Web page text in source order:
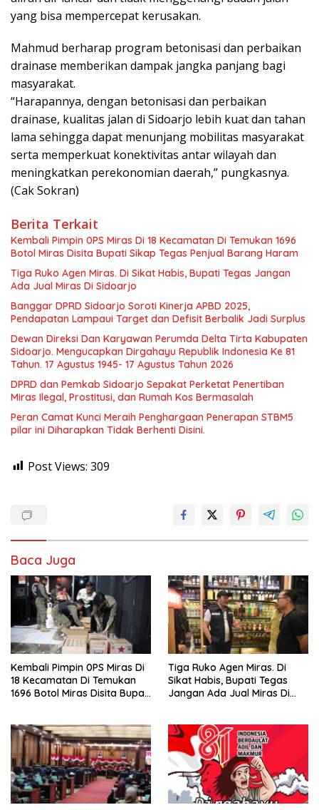
yang bisa mempercepat kerusakan.
Mahmud berharap program betonisasi dan perbaikan
drainase memberikan dampak jangka panjang bagi
masyarakat.
“Harapannya, dengan betonisasi dan perbaikan
drainase, kualitas jalan di Sidoarjo lebih kuat dan tahan
lama sehingga dapat menunjang mobilitas masyarakat
serta memperkuat konektivitas antar wilayah dan
meningkatkan perekonomian daerah,” pungkasnya.
(Cak Sokran)
Berita Terkait
Kembali Pimpin 0PS Miras Di 18 Kecamatan Di Temukan 1696
Botol Miras Disita Bupati Sikap Tegas Penjual Barang Haram
Tiga Ruko Agen Miras. Di Sikat Habis, Bupati Tegas Jangan
Ada Jual Miras Di Sidoarjo
Banggar DPRD Sidoarjo Soroti Kinerja APBD 2025,
Pendapatan Lampaui Target dan Defisit Berbalik Jadi Surplus
Dewan Direksi Dan Karyawan Perumda Delta Tirta Kabupaten
Sidoarjo. Mengucapkan Dirgahayu Republik Indonesia Ke 81
Tahun. 17 Agustus 1945- 17 Agustus Tahun 2026
DPRD dan Pemkab Sidoarjo Sepakat Perketat Penertiban
Miras Ilegal, Prostitusi, dan Rumah Kos Bermasalah
Peran Camat Kunci Meraih Penghargaan Penerapan STBM5
pilar ini Diharapkan Tidak Berhenti Disini.
Post Views: 309
Baca Juga
Kembali Pimpin 0PS Miras Di
18 Kecamatan Di Temukan
1696 Botol Miras Disita Bupati
Tiga Ruko Agen Miras. Di
Sikat Habis, Bupati Tegas
Jangan Ada Jual Miras Di